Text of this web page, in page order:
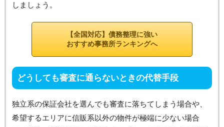
しましょう。
【全国対応】債務整理に強い
おすすめ事務所ランキングへ
どうしても審査に通らないときの代替手段
独立系の保証会社を選んでも審査に落ちてしまう場合や、
希望するエリアに信販系以外の物件が極端に少ない場合